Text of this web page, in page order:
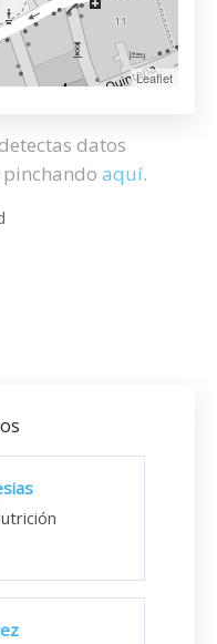
Leaflet
datos
aquí.